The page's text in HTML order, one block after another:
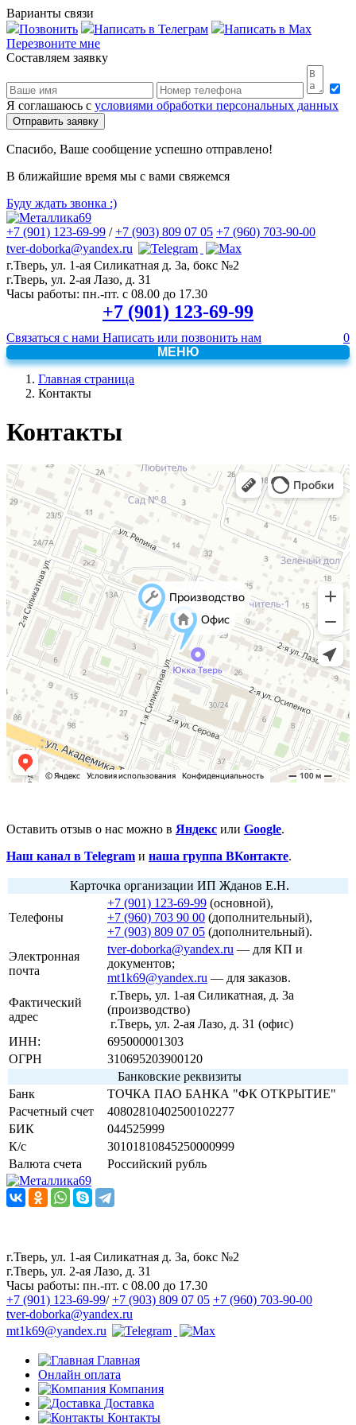
Варианты связи
Позвонить
Написать в Телеграм
Написать в Max
Перезвоните мне
Составляем заявку
Я соглашаюсь с условиями обработки персональных данных
Спасибо, Ваше сообщение успешно отправлено!
В ближайшие время мы с вами свяжемся
Буду ждать звонка :)
+7 (901) 123-69-99 /+7 (903) 809 07 05 +7 (960) 703-90-00
tver-doborka@yandex.ru
г.Тверь, ул. 1-ая Силикатная д. 3а, бокс №2
г.Тверь, ул. 2-ая Лазо, д. 31
Часы работы: пн.-пт. с 08.00 до 17.30
+7 (901) 123-69-99
МЕНЮ
Связаться с нами Написать или позвонить нам 0
Главная страница
Контакты
Контакты
Оставить отзыв о нас можно в Яндекс или Google.
Наш канал в Telegram и наша группа ВКонтакте.
Карточка организации ИП Жданов Е.Н.
Телефоны
+7 (901) 123-69-99 (основной),
+7 (960) 703 90 00 (дополнительный),
+7 (903) 809 07 05 (дополнительный).
Электронная
почта
tver-doborka@yandex.ru — для КП и
документов;
mt1k69@yandex.ru — для заказов.
Фактический
адрес
г.Тверь, ул. 1-ая Силикатная, д. 3а
(производство)
г.Тверь, ул. 2-ая Лазо, д. 31 (офис)
ИНН:
695000001303
ОГРН
310695203900120
Банковские реквизиты
Банк
ТОЧКА ПАО БАНКА "ФК ОТКРЫТИЕ"
Расчетный счет
40802810402500102277
БИК
044525999
К/с
30101810845250000999
Валюта счета
Российский рубль
г.Тверь, ул. 1-ая Силикатная д. 3а, бокс №2
г.Тверь, ул. 2-ая Лазо, д. 31
Часы работы: пн.-пт. с 08.00 до 17.30
+7 (901) 123-69-99/+7 (903) 809 07 05 +7 (960) 703-90-00
tver-doborka@yandex.ru
mt1k69@yandex.ru
Главная
Онлайн оплата
Компания
Доставка
Контакты